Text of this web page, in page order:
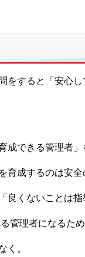
をすると「安心
成できる管理者」
育成するのは安全
くないことは
管理者になるため
く。